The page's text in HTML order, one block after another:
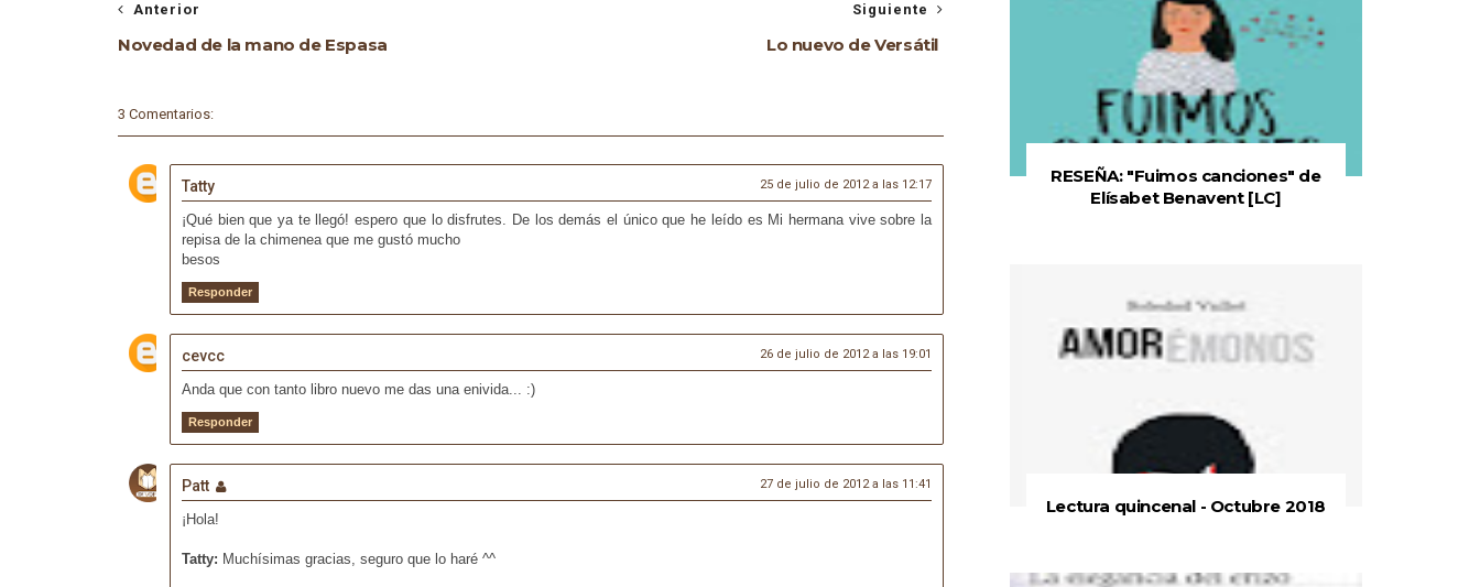
Siguiente
Lo nuevo de Versátil
Anterior
Novedad de la mano de Espasa
3 Comentarios:
Tatty 25 de julio de 2012 a las 12:17
¡Qué bien que ya te llegó! espero que lo disfrutes. De los demás el único que he leído es Mi hermana vive sobre la
repisa de la chimenea que me gustó mucho
besos
Responder
cevcc 26 de julio de 2012 a las 19:01
Anda que con tanto libro nuevo me das una enivida... :)
Responder
Patt 27 de julio de 2012 a las 11:41
¡Hola!
Tatty: Muchísimas gracias, seguro que lo haré ^^
RESEÑA: "Fuimos canciones" de
Elísabet Benavent [LC]
Lectura quincenal - Octubre 2018